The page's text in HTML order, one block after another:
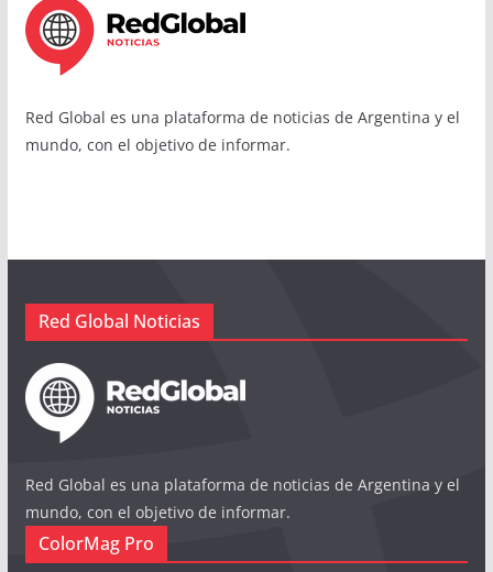
Red Global es una plataforma de noticias de Argentina y el
mundo, con el objetivo de informar.
Red Global Noticias
Red Global es una plataforma de noticias de Argentina y el
mundo, con el objetivo de informar.
ColorMag Pro